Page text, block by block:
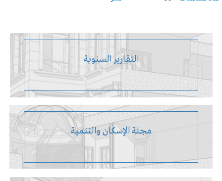
التقارير السنوية
مجلة الإسكان والتنمية